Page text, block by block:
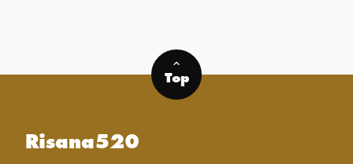
keyboard_arrow_up
Top
Risana520